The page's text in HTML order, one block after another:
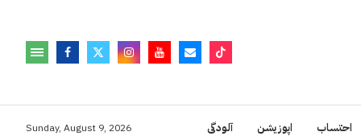
Sunday, August 9, 2026 آلودگی اپوزیشن احتساب